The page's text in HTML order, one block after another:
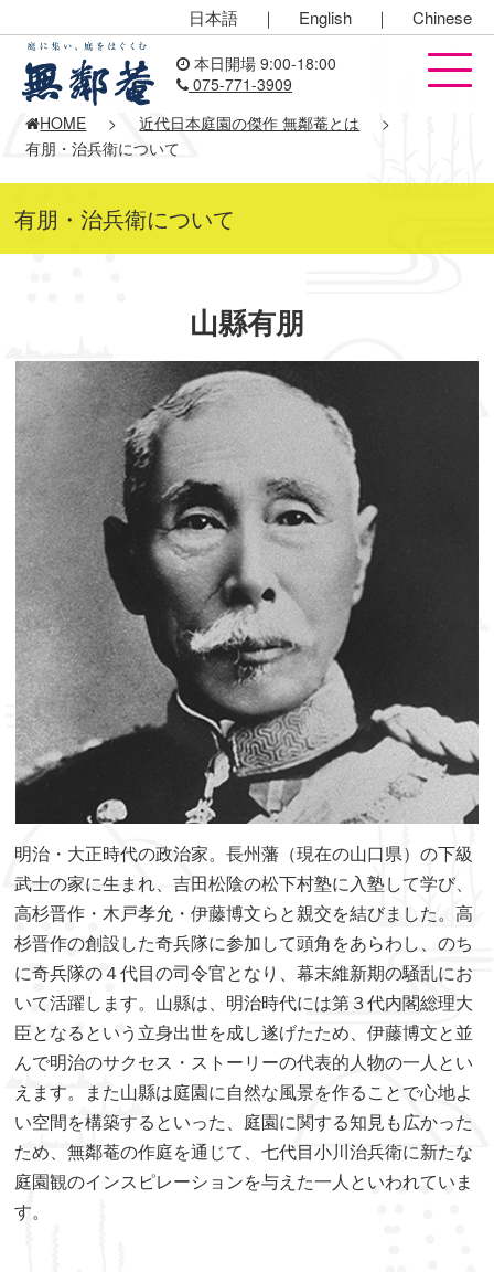
日本語 ｜ English ｜ Chinese
本日開場 9:00-18:00
075-771-3909
HOME
> 近代日本庭園の傑作 無鄰菴とは
>
有朋・治兵衛について
有朋・治兵衛について
山縣有朋
明治・大正時代の政治家。長州藩（現在の山口県）の下級
武士の家に生まれ、吉田松陰の松下村塾に入塾して学び、
高杉晋作・木戸孝允・伊藤博文らと親交を結びました。高
杉晋作の創設した奇兵隊に参加して頭角をあらわし、のち
に奇兵隊の４代目の司令官となり、幕末維新期の騒乱にお
いて活躍します。山縣は、明治時代には第３代内閣総理大
臣となるという立身出世を成し遂げたため、伊藤博文と並
んで明治のサクセス・ストーリーの代表的人物の一人とい
えます。また山縣は庭園に自然な風景を作ることで心地よ
い空間を構築するといった、庭園に関する知見も広かった
ため、無鄰菴の作庭を通じて、七代目小川治兵衛に新たな
庭園観のインスピレーションを与えた一人といわれていま
す。